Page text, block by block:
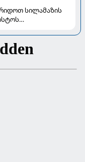
სილამაზის